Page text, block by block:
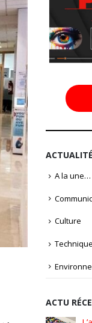
A la une…
Culture
Technique
ACTU